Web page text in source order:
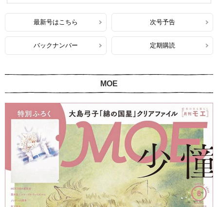
最新号はこちら 次号予告
バックナンバー 定期購読
MOE